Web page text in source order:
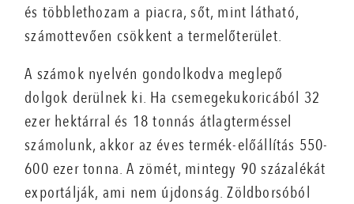
és többlethozam a piacra, sőt, mint látható,
számottevően csökkent a termelőterület.
A számok nyelvén gondolkodva meglepő
dolgok derülnek ki. Ha csemegekukoricából 32
ezer hektárral és 18 tonnás átlagterméssel
számolunk, akkor az éves termék-előállítás 550-
600 ezer tonna. A zömét, mintegy 90 százalékát
exportálják, ami nem újdonság. Zöldborsóból